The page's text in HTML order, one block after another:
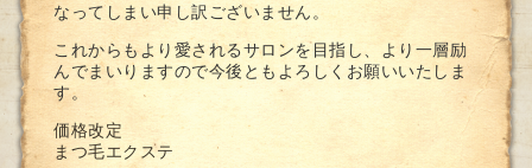
なってしまい申し訳ございません。
これからもより愛されるサロンを目指し、より一層励
んでまいりますので今後ともよろしくお願いいたしま
す。
価格改定
まつ毛エクステ